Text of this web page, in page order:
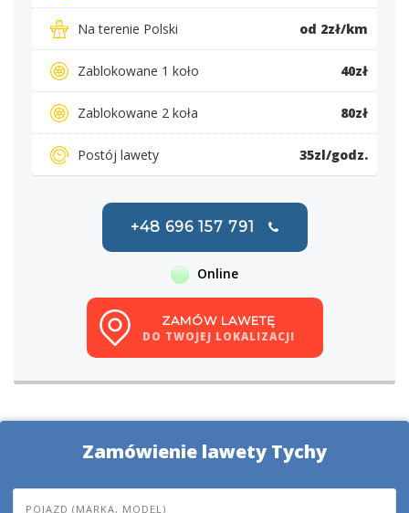
Na terenie Polski od 2zł/km
Zablokowane 1 koło 40zł
Zablokowane 2 koła 80zł
Postój lawety 35zl/godz.
+48 696 157 791
Online
ZAMÓW LAWETĘ
DO TWOJEJ LOKALIZACJI
Zamówienie lawety Tychy